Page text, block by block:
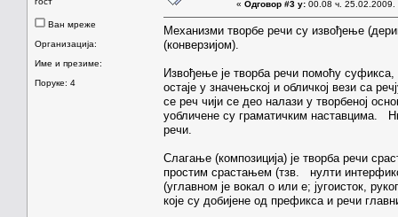
Ван мреже
Организација:
Име и презиме:
Поруке: 4
« Одговор #3 у: 00.08 ч. 25.02.2009.
Механизми творбе речи су извођење
(конверзијом).
Извођење је творба речи помоћу
остаје у значењској и обличкој вези са
се реч чији се део налази у творбеној
уобличене су граматичким наставцима.
речи.
Слагање (композиција) је творба речи
простим срастањем (тзв. нулти
(углавном је вокал о или е; југоисток,
које су добијене од префикса и речи